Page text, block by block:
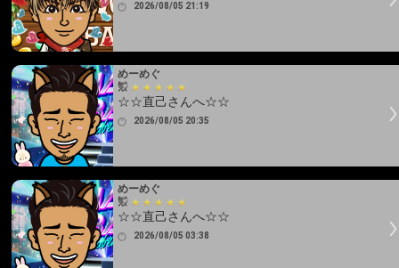
2026/08/05 21:19
めーめぐ
☆☆直己さんへ☆☆
2026/08/05 20:35
めーめぐ
☆☆直己さんへ☆☆
2026/08/05 03:38